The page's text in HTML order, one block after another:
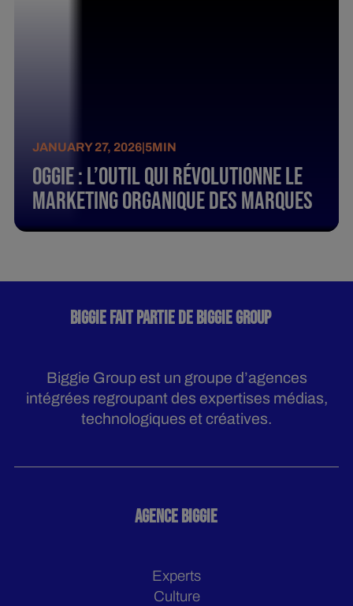
JANUARY 27, 2026|5MIN
Oggie : L’outil qui révolutionne le
marketing organique des marques
BIGGIE FAIT PARTIE DE BIGGIE GROUP
Biggie Group est un groupe d’agences
intégrées regroupant des expertises médias,
technologiques et créatives.
AGENCE BIGGIE
Experts
Culture